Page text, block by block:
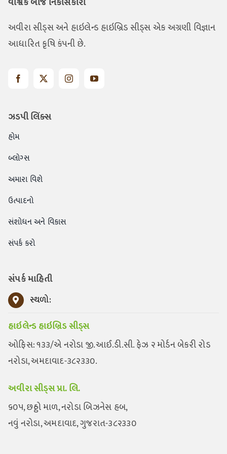
અવીરા સીડ્સ અને હાઇલેન્ડ હાઇબ્રિડ સીડ્સ એક અગ્રણી વિજ્ઞાન
આધારિત કૃષિ કંપની છે.
ઝડપી લિંક્સ
હોમ
બ્લોગ્સ
અમારા વિશે
ઉત્પાદનો
સંશોધન અને વિકાસ
સંપર્ક કરો
સંપર્ક માહિતી
સ્થળો:
હાઇલેન્ડ હાઇબ્રિડ સીડ્સ
ઓફિસ: ૧૩૩/એ નરોડા જી.આઈ.ડી.સી. ફેઝ ૨ મોર્ડન બેકરી રોડ
નરોડા, અમદાવાદ-૩૮૨૩૩૦.
અવીરા સીડ્સ પ્રા. લિ.
૬૦૫, છઠ્ઠો માળ, નરોડા બિઝનેસ હબ,
નવું નરોડા, અમદાવાદ, ગુજરાત-૩૮૨૩૩૦